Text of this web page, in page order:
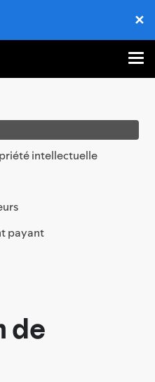
✕
intellectuelle
payant
de